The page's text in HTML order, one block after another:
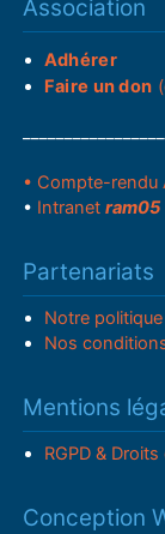
Association
Adhérer
Faire un don
• Compte-rendu
• Intranetram05
Partenariats
Notre
Nos
Mentions
RGPD &
Conception